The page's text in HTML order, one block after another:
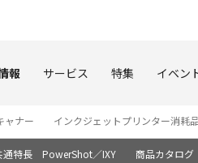
報 サービス 特集 イベン
ャナー インクジェットプリンター消耗
通特長 PowerShot／IXY 商品カタログ